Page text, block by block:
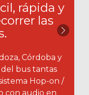
rápida y
las
Córdoba y
del bus tantas
Hop-on /
con audio en